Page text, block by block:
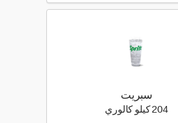
سبريت
204 كيلو كالوري 204 كيلو سعرة حرارية